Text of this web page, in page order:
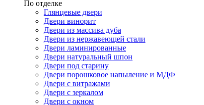
По отделке
Глянцевые двери
Двери винорит
Двери из массива дуба
Двери из нержавеющей стали
Двери ламинированные
Двери натуральный шпон
Двери под старину
Двери порошковое напыление и МДФ
Двери с витражами
Двери с зеркалом
Двери с окном